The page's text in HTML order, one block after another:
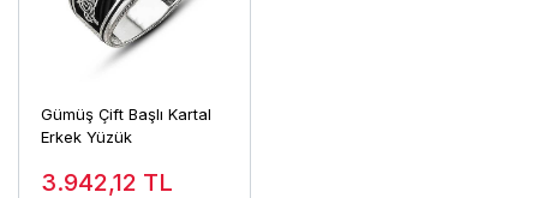
Gümüş Çift Başlı Kartal
Erkek Yüzük
3.942,12 TL